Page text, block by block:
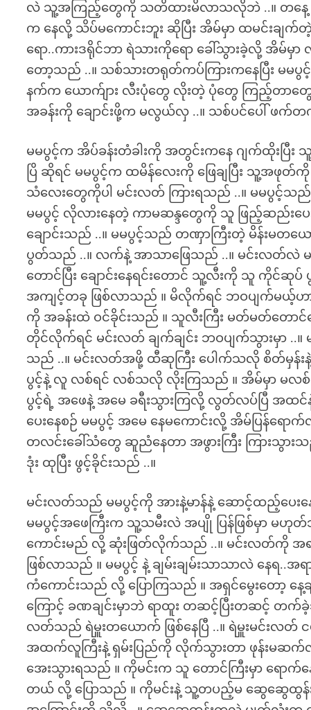
လဲ သူ့အကြည့်တွေကို သတိထားမိလာသလိုဘဲ ..။ တနေ့ မ
က နေလို့ သိပ်မကောင်းဘူး ဆိုပြီး အိမ်မှာ ထမင်းချက်
ရော..ကားဒရိုင်ဘာ ရဲသားကိုရော ခေါ်သွားခဲ့လို့ အိမ်မှ
တော့သည် ..။ သစ်သားတရုတ်ကပ်ကြားကနေပြီး မမပွ
နက်က ယောက်ျား လီးပုံတွေ လိုးတဲ့ ပုံတွေ ကြည့်တာတွ
အခန်းကို ချောင်းဖို့က မလွယ်လှ ..။ သစ်ပင်ပေါ် ဖက်
မမပွင့်က အိပ်ခန်းတံခါးကို အတွင်းကနေ ဂျက်ထိုးပြီ
ပြိ ဆိုရင် မမပွင့်က ထမိန်လေးကို ဖြေချပြီး သူ့အ
သံလေးတွေကိုပါ မင်းလတ် ကြားရသည် ..။ မမပွင့်
မမပွင့် လိုလားနေတဲ့ ကာမဆန္ဒတွေကို သူ ဖြည့်ဆည်းပ
ချောင်းသည် ..။ မမပွင့်သည် တဏှာကြီးတဲ့ မိန်းမတယ
ပွတ်သည် ..။ လက်နဲ့ အာသာဖြေသည် ..။ မင်းလတ်လဲ
တောင်ပြီး ချောင်းနေရင်းတောင် သူ့လီးကို သူ ကိုင်ဆု
အကျင့်တခု ဖြစ်လာသည် ။ မိလိုက်ရင် ဘဝပျက်မယ့်ဟာ
ကို အခန်းထဲ ဝင်ခိုင်းသည် ။ သူလီးကြီး မတ်မတ်တော
တိုင်လိုက်ရင် မင်းလတ် ချက်ချင်း ဘဝပျက်သွားမှာ ..
သည် ..။ မင်းလတ်အဖို့ ထီဆုကြီး ပေါက်သလို စိတ်မှန်းနဲ့
ပွင့်နဲ့ လူ လစ်ရင် လစ်သလို လိုးကြသည် ။ အိမ်မှာ မလစ်ရ
ပွင့်ရဲ့ အဖေနဲ့ အမေ ခရီးသွားကြလို့ လွတ်လပ်ပြီ အထင်
ပေးနေစဉ် မမပွင့် အမေ နေမကောင်းလို့ အိမ်ပြန်ရော
တလင်းခေါ်သံတွေ ဆူညံနေတာ အဖွားကြီး ကြားသွာ
ဒုံး ထုပြီး ဖွင့်ခိုင်းသည် ..။
မင်းလတ်သည် မမပွင့်ကို အားနဲ့မာန်နဲ့ ဆောင့်ထည့်ပေးနေ
မမပွင့်အဖေကြီးက သူ့သမီးလဲ အပျို ပြန်ဖြစ်မှာ မဟု
ကောင်းမည် လို့ ဆုံးဖြတ်လိုက်သည် ..။ မင်းလတ်ကို
ဖြစ်လာသည် ။ မမပွင့် နဲ့ ချမ်းချမ်းသာသာလဲ နေရ
ကံကောင်းသည် လို့ ပြောကြသည် ။ အရှင်မွေးတော့ န
ကြောင့် ခဏချင်းမှာဘဲ ရာထူး တဆင့်ပြီးတဆင့် တက်ခဲ့
လတ်သည် ရဲမှူးတယောက် ဖြစ်နေပြီ ..။ ရဲမှူးမင်းလတ်
အထက်လူကြီးနဲ့ ရှမ်းပြည်ကို လိုက်သွားတာ ဖုန်းမဆက်
အေးသွားရသည် ။ ကိုမင်းက သူ တောင်ကြီးမှာ ရေ
တယ် လို့ ပြောသည် ။ ကိုမင်းနဲ့ သူ့တပည့်မ ဆွေဆွေထွန်း